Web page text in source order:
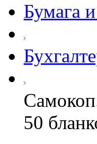
Бумага
50